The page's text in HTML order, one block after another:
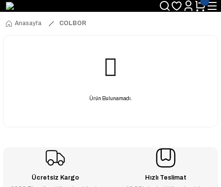
Anasayfa COLBOR
Ürün Bulunamadı.
Ücretsiz Kargo Hızlı Teslimat